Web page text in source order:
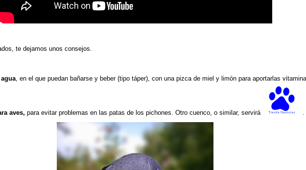
te dejamos unos consejos.
, en el que puedan bañarse y beber (tipo táper), con una pizca de miel y limón para aportarlas
aves, para evitar problemas en las patas de los pichones. Otro cuenco, o similar, servirá .